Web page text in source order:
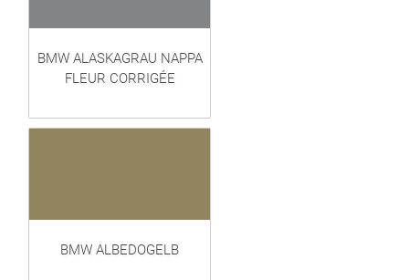
BMW ALASKAGRAU NAPPA
FLEUR CORRIGÉE
BMW ALBEDOGELB